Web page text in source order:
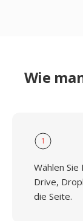
Wie
1
Wählen
Drive,
die Seite.